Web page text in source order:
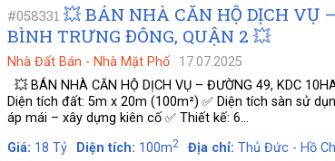
#058331 💥 BÁN NHÀ CĂN HỘ DỊCH VỤ
BÌNH TRƯNG ĐÔNG, QUẬN 2 💥
Nhà Đất Bán - Nhà Mặt Phố
17.07.2025
💥 BÁN NHÀ CĂN HỘ DỊCH VỤ – ĐƯỜNG 49, KDC
Diện tích đất: 5m x 20m (100m²) ✅ Diện tích sàn sử
áp mái – xây dựng kiên cố ✅ Thiết kế: 6...
Giá: 18 Tỷ Diện tích: 100m2 Địa chỉ: Thủ Đức - Hồ